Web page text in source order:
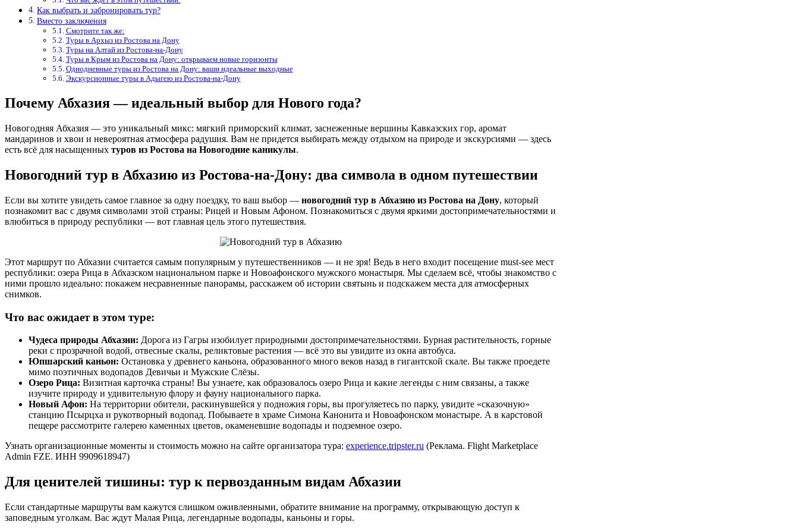
Как выбрать и забронировать тур?
Вместо заключения
Смотрите так же:
Туры в Архыз из Ростова на Дону
Туры на Алтай из Ростова-на-Дону
Туры в Крым из Ростова на Дону: открываем новые горизонты
Однодневные туры из Ростова на Дону: ваши идеальные выходные
Экскурсионные туры в Адыгею из Ростова-на-Дону
Почему Абхазия — идеальный выбор для Нового года?
Новогодняя Абхазия — это уникальный микс: мягкий приморский климат, заснеженные вершины Кавказских гор, аромат
мандаринов и хвои и невероятная атмосфера радушия. Вам не придется выбирать между отдыхом на природе и экскурсиями — здесь
есть всё для насыщенных туров из Ростова на Новогодние каникулы.
Новогодний тур в Абхазию из Ростова-на-Дону: два символа в одном путешествии
Если вы хотите увидеть самое главное за одну поездку, то ваш выбор — новогодний тур в Абхазию из Ростова на Дону, который
познакомит вас с двумя символами этой страны: Рицей и Новым Афоном. Познакомиться с двумя яркими достопримечательностями и
влюбиться в природу республики — вот главная цель этого путешествия.
Этот маршрут по Абхазии считается самым популярным у путешественников — и не зря! Ведь в него входит посещение must-see мест
республики: озера Рица в Абхазском национальном парке и Новоафонского мужского монастыря. Мы сделаем всё, чтобы знакомство с
ними прошло идеально: покажем несравненные панорамы, расскажем об истории святынь и подскажем места для атмосферных
снимков.
Что вас ожидает в этом туре:
Чудеса природы Абхазии: Дорога из Гагры изобилует природными достопримечательностями. Бурная растительность, горные
реки с прозрачной водой, отвесные скалы, реликтовые растения — всё это вы увидите из окна автобуса.
Юпшарский каньон: Остановка у древнего каньона, образованного много веков назад в гигантской скале. Вы также проедете
мимо поэтичных водопадов Девичьи и Мужские Слёзы.
Озеро Рица: Визитная карточка страны! Вы узнаете, как образовалось озеро Рица и какие легенды с ним связаны, а также
изучите природу и удивительную флору и фауну национального парка.
Новый Афон: На территории обители, раскинувшейся у подножия горы, вы прогуляетесь по парку, увидите «сказочную»
станцию Псырцха и рукотворный водопад. Побываете в храме Симона Канонита и Новоафонском монастыре. А в карстовой
пещере рассмотрите галерею каменных цветов, окаменевшие водопады и подземное озеро.
Узнать организационные моменты и стоимость можно на сайте организатора тура: experience.tripster.ru (Реклама. Flight Marketplace
Admin FZE. ИНН 9909618947)
Для ценителей тишины: тур к первозданным видам Абхазии
Если стандартные маршруты вам кажутся слишком оживленными, обратите внимание на программу, открывающую доступ к
заповедным уголкам. Вас ждут Малая Рица, легендарные водопады, каньоны и горы.